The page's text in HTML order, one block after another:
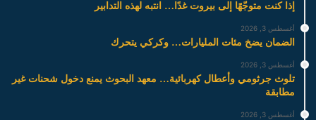
إذا كنت متوجّهًا إلى بيروت غدًا… انتبه لهذه التدابير
أغسطس 3, 2026
الضمان يضخ مئات المليارات… وكركي يتحرك
أغسطس 3, 2026
تلوث جرثومي وأعطال كهربائية… معهد البحوث يمنع دخول شحنات غير
مطابقة
أغسطس 3, 2026